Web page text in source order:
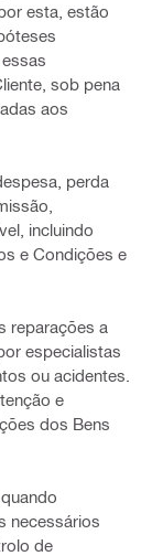
esta, estão
sob pena
aos
perda
incluindo
e Condições e
reparações a
especialistas
ou acidentes.
e
dos Bens
necessários
de